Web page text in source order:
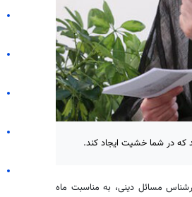
که در شما خشیت ایجاد کند.
مسائل دینی، به مناسبت ماه